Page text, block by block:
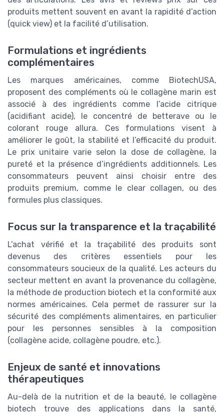
produits mettent souvent en avant la rapidité d’action
(quick view) et la facilité d’utilisation.
Formulations et ingrédients
complémentaires
Les marques américaines, comme BiotechUSA,
proposent des compléments où le collagène marin est
associé à des ingrédients comme l’acide citrique
(acidifiant acide), le concentré de betterave ou le
colorant rouge allura. Ces formulations visent à
améliorer le goût, la stabilité et l’efficacité du produit.
Le prix unitaire varie selon la dose de collagène, la
pureté et la présence d’ingrédients additionnels. Les
consommateurs peuvent ainsi choisir entre des
produits premium, comme le clear collagen, ou des
formules plus classiques.
Focus sur la transparence et la traçabilité
L’achat vérifié et la traçabilité des produits sont
devenus des critères essentiels pour les
consommateurs soucieux de la qualité. Les acteurs du
secteur mettent en avant la provenance du collagène,
la méthode de production biotech et la conformité aux
normes américaines. Cela permet de rassurer sur la
sécurité des compléments alimentaires, en particulier
pour les personnes sensibles à la composition
(collagène acide, collagène poudre, etc.).
Enjeux de santé et innovations
thérapeutiques
Au-delà de la nutrition et de la beauté, le collagène
biotech trouve des applications dans la santé,